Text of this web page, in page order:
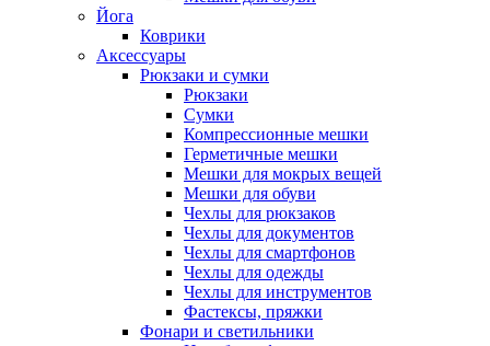
Йога
Коврики
Аксессуары
Рюкзаки и сумки
Рюкзаки
Сумки
Компрессионные мешки
Герметичные мешки
Мешки для мокрых вещей
Мешки для обуви
Чехлы для рюкзаков
Чехлы для документов
Чехлы для смартфонов
Чехлы для одежды
Чехлы для инструментов
Фастексы, пряжки
Фонари и светильники